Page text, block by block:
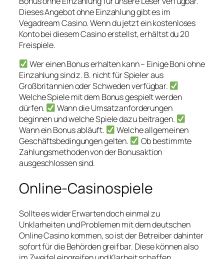
Dieses Angebot ohne Einzahlung gibt es im
Vegadream Casino. Wenn du jetzt ein kostenloses
Konto bei diesem Casino erstellst, erhältst du 20
Freispiele.
Wer einen Bonus erhalten kann – Einige Boni ohne
Einzahlung sind z. B. nicht für Spieler aus
Großbritannien oder Schweden verfügbar.
Welche Spiele mit dem Bonus gespielt werden
dürfen.
Wann die Umsatzanforderungen
beginnen und welche Spiele dazu beitragen.
Wann ein Bonus abläuft.
Welche allgemeinen
Geschäftsbedingungen gelten.
Ob bestimmte
Zahlungsmethoden von der Bonusaktion
ausgeschlossen sind.
Online-Casinospiele
Sollte es wider Erwarten doch einmal zu
Unklarheiten und Problemen mit dem deutschen
Online Casino kommen, so ist der Betreiber dahinter
sofort für die Behörden greifbar. Diese können also